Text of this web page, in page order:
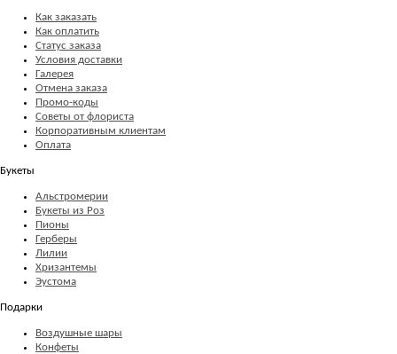
Как заказать
Как оплатить
Статус заказа
Условия доставки
Галерея
Отмена заказа
Промо-коды
Советы от флориста
Корпоративным клиентам
Оплата
Букеты
Альстромерии
Букеты из Роз
Пионы
Герберы
Лилии
Хризантемы
Эустома
Подарки
Воздушные шары
Конфеты